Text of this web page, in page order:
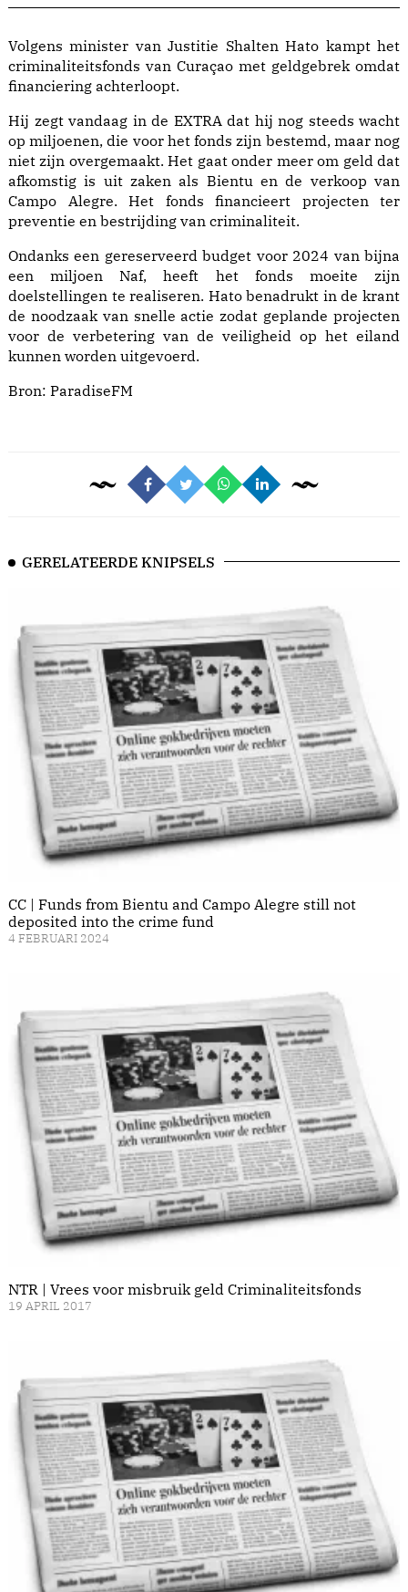
Volgens minister van Justitie Shalten Hato kampt het
criminaliteitsfonds van Curaçao met geldgebrek omdat
financiering achterloopt.
Hij zegt vandaag in de EXTRA dat hij nog steeds wacht
op miljoenen, die voor het fonds zijn bestemd, maar nog
niet zijn overgemaakt. Het gaat onder meer om geld dat
afkomstig is uit zaken als Bientu en de verkoop van
Campo Alegre. Het fonds financieert projecten ter
preventie en bestrijding van criminaliteit.
Ondanks een gereserveerd budget voor 2024 van bijna
een miljoen Naf, heeft het fonds moeite zijn
doelstellingen te realiseren. Hato benadrukt in de krant
de noodzaak van snelle actie zodat geplande projecten
voor de verbetering van de veiligheid op het eiland
kunnen worden uitgevoerd.
Bron: ParadiseFM
GERELATEERDE KNIPSELS
CC | Funds from Bientu and Campo Alegre still not
deposited into the crime fund
4 FEBRUARI 2024
NTR | Vrees voor misbruik geld Criminaliteitsfonds
19 APRIL 2017